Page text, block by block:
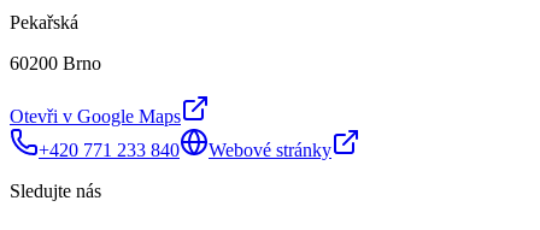
Pekařská
60200 Brno
Otevři v Google Maps
+420 771 233 840
Webové stránky
Sledujte nás